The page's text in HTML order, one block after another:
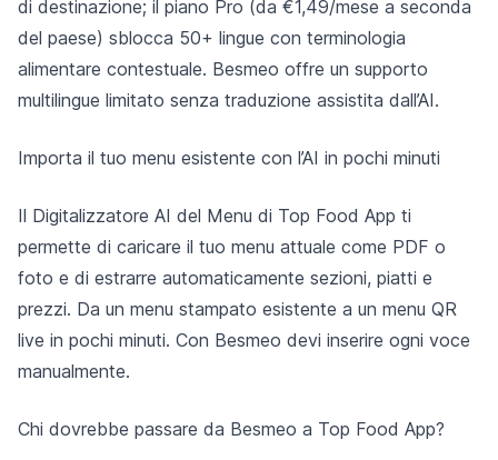
di destinazione; il piano Pro (da €1,49/mese a seconda
del paese) sblocca 50+ lingue con terminologia
alimentare contestuale. Besmeo offre un supporto
multilingue limitato senza traduzione assistita dall’AI.
Importa il tuo menu esistente con l’AI in pochi minuti
Il Digitalizzatore AI del Menu di Top Food App ti
permette di caricare il tuo menu attuale come PDF o
foto e di estrarre automaticamente sezioni, piatti e
prezzi. Da un menu stampato esistente a un menu QR
live in pochi minuti. Con Besmeo devi inserire ogni voce
manualmente.
Chi dovrebbe passare da Besmeo a Top Food App?